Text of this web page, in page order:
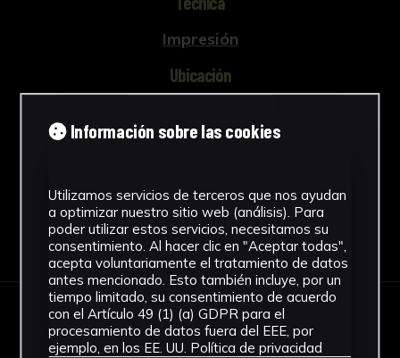
Impresión
Ubicación
Ver más
Descargar Ficha
IMÁGENES
Información sobre las cookies
Utilizamos servicios de terceros que nos ayudan
a optimizar nuestro sitio web (análisis). Para
poder utilizar estos servicios, necesitamos su
consentimiento. Al hacer clic en "Aceptar todas",
acepta voluntariamente el tratamiento de datos
antes mencionado. Esto también incluye, por un
tiempo limitado, su consentimiento de acuerdo
con el Artículo 49 (1) (a) GDPR para el
procesamiento de datos fuera del EEE, por
ejemplo, en los EE. UU. Política de privacidad